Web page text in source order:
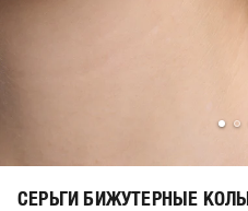
СЕРЬГИ БИЖУТЕРНЫЕ